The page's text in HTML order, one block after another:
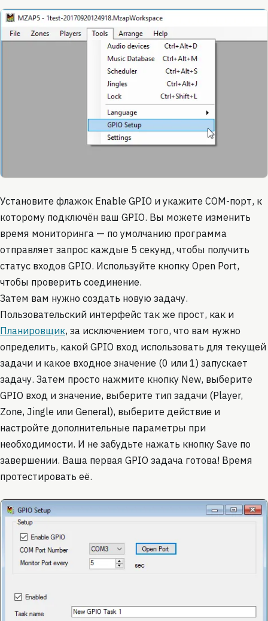
Установите флажок Enable GPIO и укажите COM-порт, к
которому подключён ваш GPIO. Вы можете изменить
время мониторинга — по умолчанию программа
отправляет запрос каждые 5 секунд, чтобы получить
статус входов GPIO. Используйте кнопку Open Port,
чтобы проверить соединение.
Затем вам нужно создать новую задачу.
Пользовательский интерфейс так же прост, как и
Планировщик, за исключением того, что вам нужно
определить, какой GPIO вход использовать для текущей
задачи и какое входное значение (0 или 1) запускает
задачу. Затем просто нажмите кнопку New, выберите
GPIO вход и значение, выберите тип задачи (Player,
Zone, Jingle или General), выберите действие и
настройте дополнительные параметры при
необходимости. И не забудьте нажать кнопку Save по
завершении. Ваша первая GPIO задача готова! Время
протестировать её.